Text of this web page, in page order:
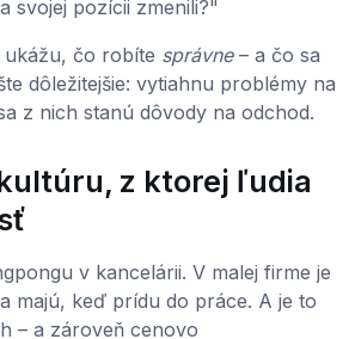
svojej pozícii zmenili?"
čo robíte správne– a čo sa
dôležitejšie: vytiahnu problémy na
z nich stanú dôvody na odchod.
z ktorej ľudia
v kancelárii. V malej firme je
majú, keď prídu do práce. A je to
– a zároveň cenovo